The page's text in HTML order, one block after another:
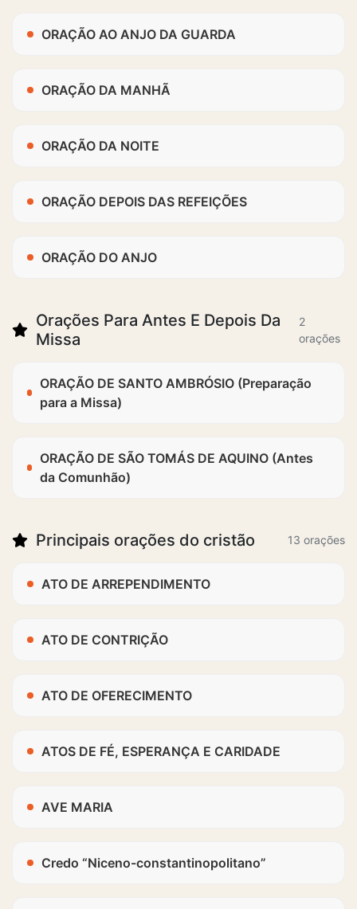
ORAÇÃO AO ANJO DA GUARDA
ORAÇÃO DA MANHÃ
ORAÇÃO DA NOITE
ORAÇÃO DEPOIS DAS REFEIÇÕES
ORAÇÃO DO ANJO
Orações Para Antes E Depois Da
Missa
2
orações
ORAÇÃO DE SANTO AMBRÓSIO (Preparação
para a Missa)
ORAÇÃO DE SÃO TOMÁS DE AQUINO (Antes
da Comunhão)
Principais orações do cristão 13 orações
ATO DE ARREPENDIMENTO
ATO DE CONTRIÇÃO
ATO DE OFERECIMENTO
ATOS DE FÉ, ESPERANÇA E CARIDADE
AVE MARIA
Credo “Niceno-constantinopolitano”